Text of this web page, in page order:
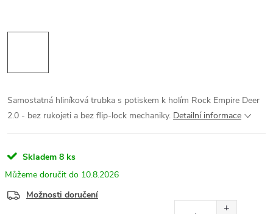
Samostatná hliníková trubka s potiskem k holím Rock Empire Deer
2.0 - bez rukojeti a bez flip-lock mechaniky. Detailní informace
Skladem 8 ks
10.8.2026
Možnosti doručení